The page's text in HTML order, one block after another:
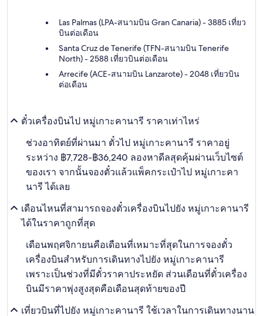
Las Palmas (LPA-สนามบิน Gran Canaria) - 3885 เที่ยว
บินต่อเดือน
Santa Cruz de Tenerife (TFN-สนามบิน Tenerife
North) - 2588 เที่ยวบินต่อเดือน
Arrecife (ACE-สนามบิน Lanzarote) - 2048 เที่ยวบิน
ต่อเดือน
ตั๋วเครื่องบินไป หมู่เกาะคานารี ราคาเท่าไหร่
ช่วงอาทิตย์ที่ผ่านมา ตั๋วไป หมู่เกาะคานารี ราคาอยู่
ระหว่าง ฿7,728-฿36,240 ลองหาดีลสุดคุ้มผ่านเว็บไซต์
ของเรา จากนั้นจองตั๋วแล้วแพ็คกระเป๋าไป หมู่เกาะคา
นารี ได้เลย
เดือนไหนที่สามารถจองตั๋วเครื่องบินไปยัง หมู่เกาะคานารี
ได้ในราคาถูกที่สุด
เดือนพฤศจิกายนคือเดือนที่เหมาะที่สุดในการจองตั๋ว
เครื่องบินสำหรับการเดินทางไปยัง หมู่เกาะคานารี
เพราะเป็นช่วงที่มีตั๋วราคาประหยัด ส่วนเดือนที่ตั๋วเครื่อง
บินมีราคาพุ่งสูงสุดคือเดือนสุดท้ายของปี
เที่ยวบินที่ไปยัง หมู่เกาะคานารี ใช้เวลาในการเดินทางนาน